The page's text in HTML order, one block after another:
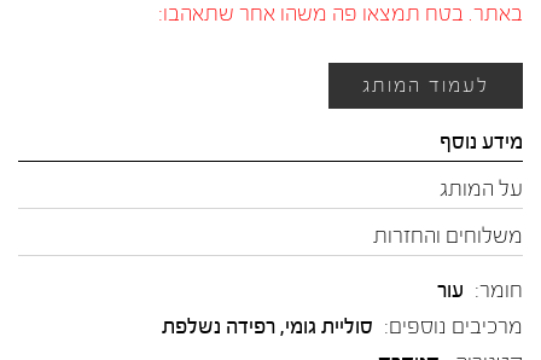
באתר. בטח תמצאו פה משהו אחר שתאהבו:
לעמוד המותג
מידע נוסף
על המותג
משלוחים והחזרות
חומר: עור
מרכיבים נוספים: סוליית גומי, רפידה נשלפת